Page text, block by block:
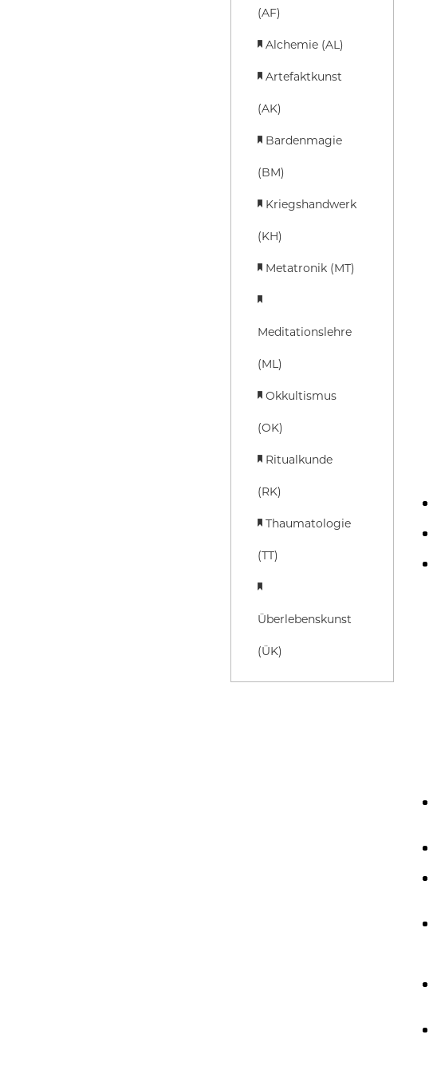
(AF)
Alchemie (AL)
Artefaktkunst
(AK)
Bardenmagie
(BM)
Kriegshandwerk
(KH)
Metatronik (MT)
Meditationslehre
(ML)
Okkultismus
(OK)
Ritualkunde
(RK)
Thaumatologie
(TT)
Überlebenskunst
(ÜK)